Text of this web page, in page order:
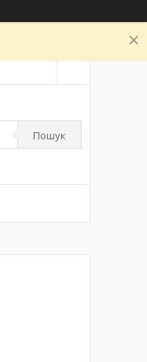
Пошук